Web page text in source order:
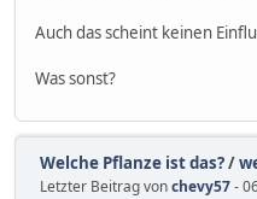
Auch das scheint keinen
Was sonst?
Welche Pflanze ist das?/
Letzter Beitrag vonchevy57-